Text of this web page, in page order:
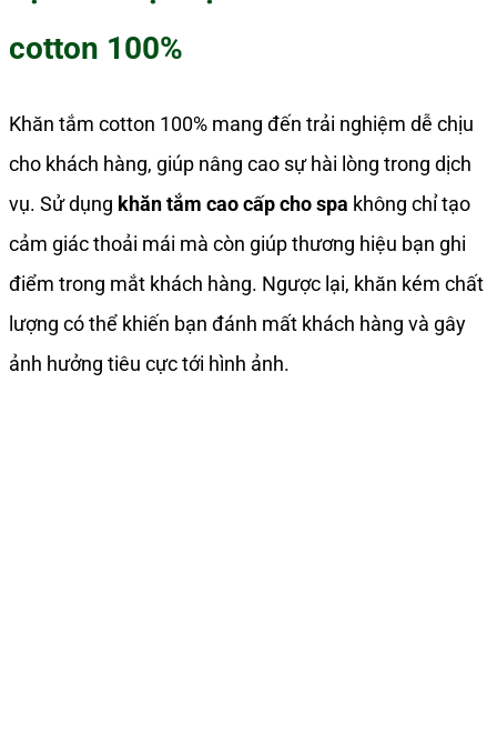
cotton 100%
Khăn tắm cotton 100% mang đến trải nghiệm dễ chịu
cho khách hàng, giúp nâng cao sự hài lòng trong dịch
vụ. Sử dụng khăn tắm cao cấp cho spa không chỉ tạo
cảm giác thoải mái mà còn giúp thương hiệu bạn ghi
điểm trong mắt khách hàng. Ngược lại, khăn kém chất
lượng có thể khiến bạn đánh mất khách hàng và gây
ảnh hưởng tiêu cực tới hình ảnh.